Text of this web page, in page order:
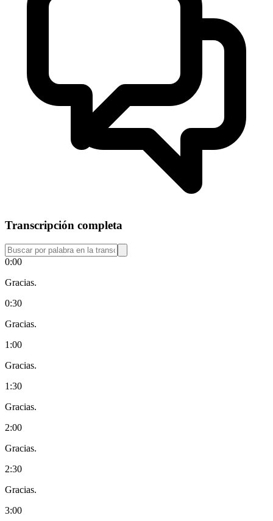
Transcripción completa
0:00
Gracias.
0:30
Gracias.
1:00
Gracias.
1:30
Gracias.
2:00
Gracias.
2:30
Gracias.
3:00